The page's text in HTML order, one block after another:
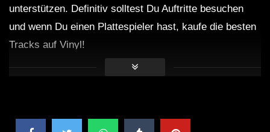
unterstützen. Definitiv solltest Du Auftritte besuchen
und wenn Du einen Plattespieler hast, kaufe die besten
Tracks auf Vinyl!